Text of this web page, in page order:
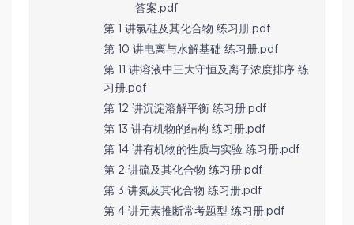
答案.pdf
第 1 讲氯硅及其化合物 练习册.pdf
第 10 讲电离与水解基础 练习册.pdf
第 11 讲溶液中三大守恒及离子浓度排序 练
习册.pdf
第 12 讲沉淀溶解平衡 练习册.pdf
第 13 讲有机物的结构 练习册.pdf
第 14 讲有机物的性质与实验 练习册.pdf
第 2 讲硫及其化合物 练习册.pdf
第 3 讲氮及其化合物 练习册.pdf
第 4 讲元素推断常考题型 练习册.pdf